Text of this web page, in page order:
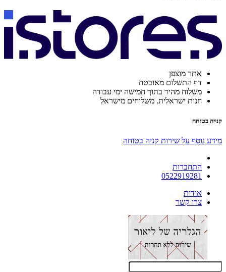
אתר מוצפן
דף התשלום מאובטח
משלוח מהיר בתוך חמישה ימי עבודה
חנות ישראלית. משלוחים מישראל
קנייה בטוחה
מידע נוסף על שירות קניה בטוחה
התחברות
0522919281
אודות
צרו קשר